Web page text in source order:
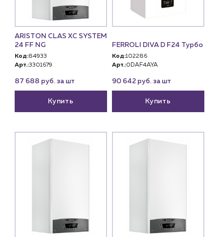
Контакты
Контактные данные
+7 (918) 070-19-79
Пн – пт: 9:00 – 18:00
г. Краснодар, ул. Российская, 63
ARISTON CLAS XC SYSTEM
24 FF NG
Код:84933
Арт.:3301679
87 688 руб. за шт
Купить
FERROLI DIVA D F24 Турбо
Код:102286
Арт.:0DAF4AYA
90 642 руб. за шт
Купить